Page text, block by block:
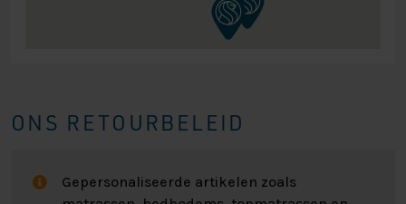
ONS RETOURBELEID
Gepersonaliseerde artikelen zoals